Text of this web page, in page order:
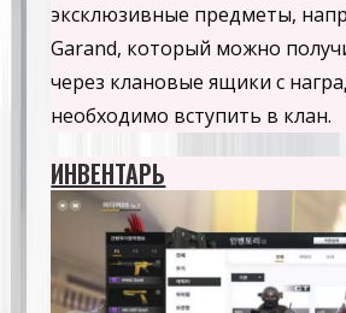
эксклюзивные предметы,
Garand, который можно
через клановые ящики с
необходимо вступить в клан.
ИНВЕНТАРЬ